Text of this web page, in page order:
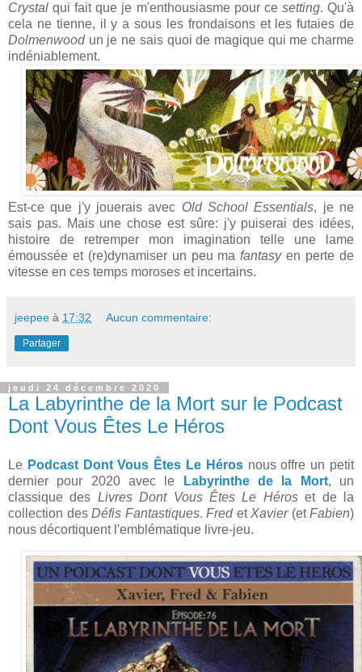
Crystal qui fait que je m'enthousiasme pour ce setting. Qu'à
cela ne tienne, il y a sous les frondaisons et les futaies de
Dolmenwood un je ne sais quoi de magique qui me charme
indéniablement.
Est-ce que j'y jouerais avec Old School Essentials, je ne
sais pas. Mais une chose est sûre: j'y puiserai des idées,
histoire de retremper mon imagination telle une lame
émoussée et (re)dynamiser un peu mafantasyen perte de
vitesse en ces temps moroses et incertains.
jeepee à 17:32 Aucun commentaire:
Partager
jeudi 24 décembre 2020
La Labyrinthe de la Mort sur le Podcast
Dont Vous Êtes Le Héros
Le Podcast Dont Vous Êtes Le Hérosnous offre un petit
dernier pour 2020 avec le
Labyrinthe de la Mort, un
classique des Livres Dont Vous Êtes Le Héroset de la
collection des Défis Fantastiques. Fred etXavier (etFabien)
nous décortiquent l'emblématique livre-jeu.